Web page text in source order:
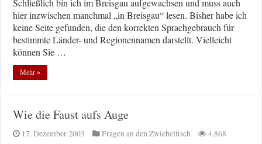
Schließlich bin ich im Breisgau aufgewachsen und muss auch
hier inzwischen manchmal „in Breisgau“ lesen. Bisher habe ich
keine Seite gefunden, die den korrekten Sprachgebrauch für
bestimmte Länder- und Regionennamen darstellt. Vielleicht
können Sie …
Mehr »
Wie die Faust aufs Auge
17. Dezember 2003 Fragen an den Zwiebelfisch 4,868